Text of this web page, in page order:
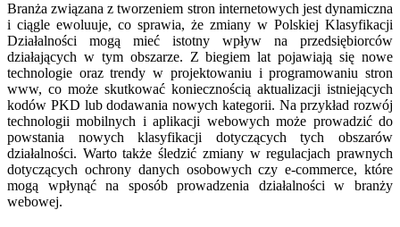
Branża związana z tworzeniem stron internetowych jest dynamiczna
i ciągle ewoluuje, co sprawia, że zmiany w Polskiej Klasyfikacji
Działalności mogą mieć istotny wpływ na przedsiębiorców
działających w tym obszarze. Z biegiem lat pojawiają się nowe
technologie oraz trendy w projektowaniu i programowaniu stron
www, co może skutkować koniecznością aktualizacji istniejących
kodów PKD lub dodawania nowych kategorii. Na przykład rozwój
technologii mobilnych i aplikacji webowych może prowadzić do
powstania nowych klasyfikacji dotyczących tych obszarów
działalności. Warto także śledzić zmiany w regulacjach prawnych
dotyczących ochrony danych osobowych czy e-commerce, które
mogą wpłynąć na sposób prowadzenia działalności w branży
webowej.